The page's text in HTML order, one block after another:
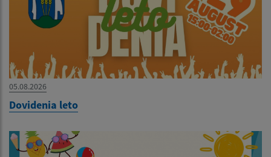
05.08.2026
Dovidenia leto